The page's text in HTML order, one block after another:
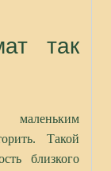
так
Такой
близкого